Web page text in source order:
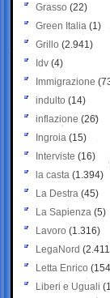
Grasso (22)
Green Italia (1)
Grillo (2.941)
Idv (4)
Immigrazione
indulto (14)
inflazione (26)
Ingroia (15)
Interviste (16)
la casta (1.394)
La Destra (45)
La Sapienza (5)
Lavoro (1.316)
LegaNord
Letta Enrico
Liberi e Uguali